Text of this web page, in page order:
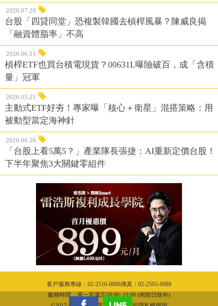
2026.07.28
台股「四貸同堂」恐複製韓國去槓桿風暴？陳威良揭
「融資體脂率」不高
2026.06.11
槓桿ETF也買台積電現貨？00631L曝險破百，成「含積
量」冠軍
2026.05.21
主動式ETF好夯！專家曝「核心＋衛星」混搭策略：用
被動型當定海神針
2026.06.26
「台股上看5萬5？」產業隊長張捷：AI重新定價台股！
下半年聚焦3大關鍵零組件
客戶服務專線：02-2510-8888傳真：02-2503-6989
服務時間：週一至週五09:00~18:00 (例假日除外)